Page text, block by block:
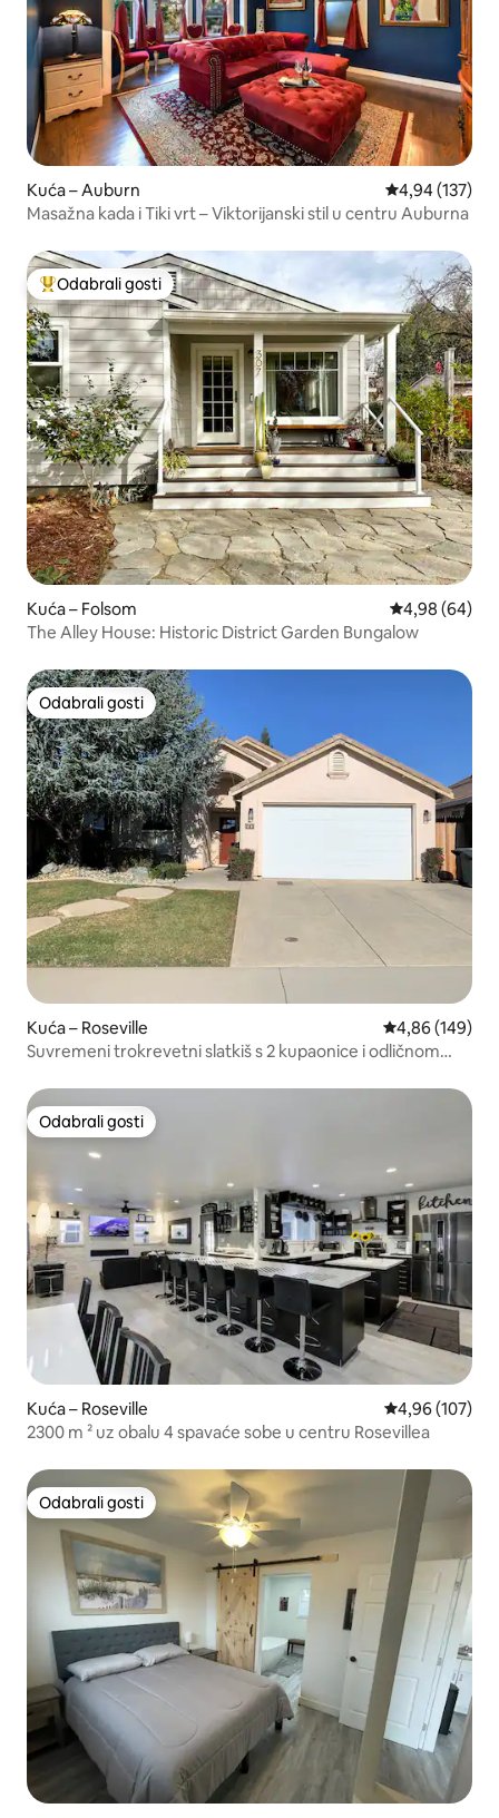
Kuća – Auburn Prosječna
4,94 (137)
Masažna kada i Tiki vrt – Viktorijanski stil u centru Auburna
Među najviše rangiranima s oznakom „Odabrali gosti”
Odabrali gosti
Kuća – Folsom Prosječna
4,98 (64)
The Alley House: Historic District Garden Bungalow
Odabrali gosti
Odabrali gosti
Kuća – Roseville Prosječna
4,86 (149)
Suvremeni trokrevetni slatkiš s 2 kupaonice i odličnom
Odabrali gosti
Odabrali gosti
Kuća – Roseville Prosječna
4,96 (107)
2300 m ² uz obalu 4 spavaće sobe u centru Rosevillea
Odabrali gosti
Odabrali gosti